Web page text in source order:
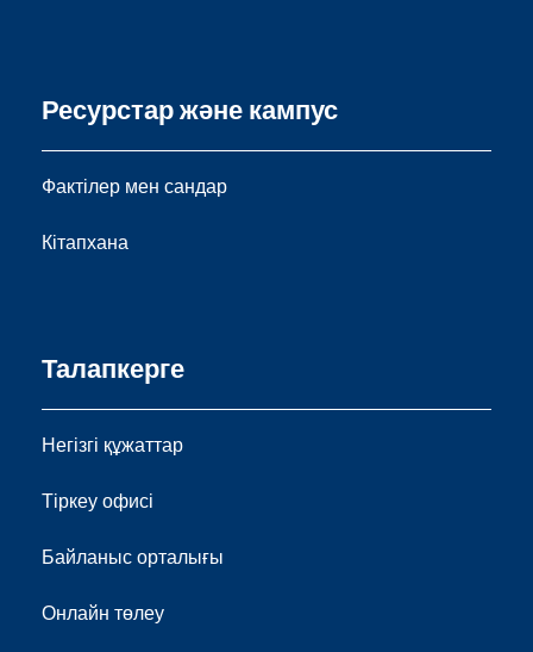
Ресурстар және кампус
Фактілер мен сандар
Кітапхана
Талапкерге
Негізгі құжаттар
Тіркеу офисі
Байланыс орталығы
Онлайн төлеу